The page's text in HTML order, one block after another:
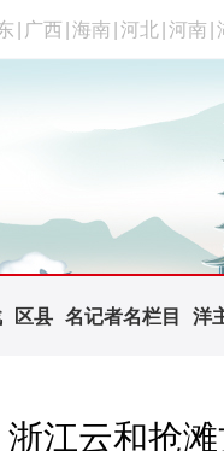
广西 海南 河北 河南
区县 名记者名栏目 洋
江云和抢